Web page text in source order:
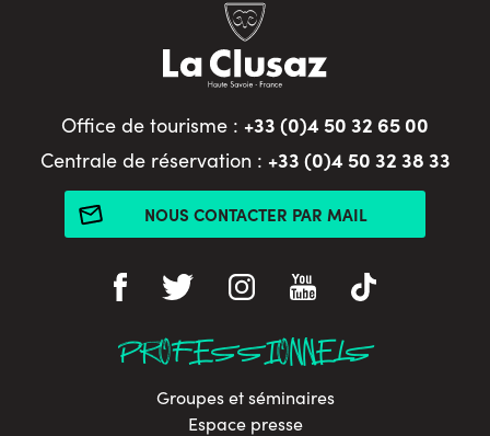
Office de tourisme : +33 (0)4 50 32 65 00
Centrale de réservation : +33 (0)4 50 32 38 33
NOUS CONTACTER PAR MAIL
PROFESSIONNELS
Groupes et séminaires
Espace presse